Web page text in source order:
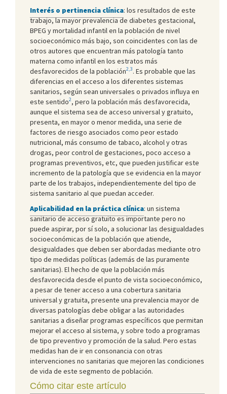
Interés o pertinencia clínica: los resultados de este
trabajo, la mayor prevalencia de diabetes gestacional,
BPEG y mortalidad infantil en la población de nivel
socioeconómico más bajo, son coincidentes con las de
otros autores que encuentran más patología tanto
materna como infantil en los estratos más
desfavorecidos de la población2,3. Es probable que las
diferencias en el acceso a los diferentes sistemas
sanitarios, según sean universales o privados influya en
este sentido2, pero la población más desfavorecida,
aunque el sistema sea de acceso universal y gratuito,
presenta, en mayor o menor medida, una serie de
factores de riesgo asociados como peor estado
nutricional, más consumo de tabaco, alcohol y otras
drogas, peor control de gestaciones, poco acceso a
programas preventivos, etc, que pueden justificar este
incremento de la patología que se evidencia en la mayor
parte de los trabajos, independientemente del tipo de
sistema sanitario al que puedan acceder.
Aplicabilidad en la práctica clínica: un sistema
sanitario de acceso gratuito es importante pero no
puede aspirar, por sí solo, a solucionar las desigualdades
socioeconómicas de la población que atiende,
desigualdades que deben ser abordadas mediante otro
tipo de medidas políticas (además de las puramente
sanitarias). El hecho de que la población más
desfavorecida desde el punto de vista socioeconómico,
a pesar de tener acceso a una cobertura sanitaria
universal y gratuita, presente una prevalencia mayor de
diversas patologías debe obligar a las autoridades
sanitarias a diseñar programas específicos que permitan
mejorar el acceso al sistema, y sobre todo a programas
de tipo preventivo y promoción de la salud. Pero estas
medidas han de ir en consonancia con otras
intervenciones no sanitarias que mejoren las condiciones
de vida de este segmento de población.
Cómo citar este artículo